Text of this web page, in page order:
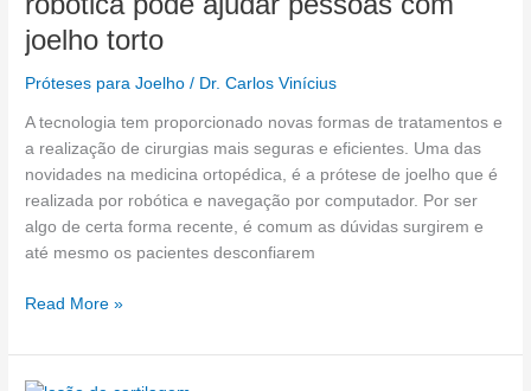
joelho torto
Próteses para Joelho / Dr. Carlos Vinícius
A tecnologia tem proporcionado novas formas de tratamentos e
a realização de cirurgias mais seguras e eficientes. Uma das
novidades na medicina ortopédica, é a prótese de joelho que é
realizada por robótica e navegação por computador. Por ser
algo de certa forma recente, é comum as dúvidas surgirem e
até mesmo os pacientes desconfiarem
Veja
como
a
prótese
ajudar
Read More »